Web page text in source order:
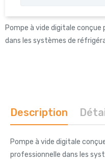
Pompe à vide digitale
dans les systèmes de
Description
Pompe à vide digitale
professionnelle dans les